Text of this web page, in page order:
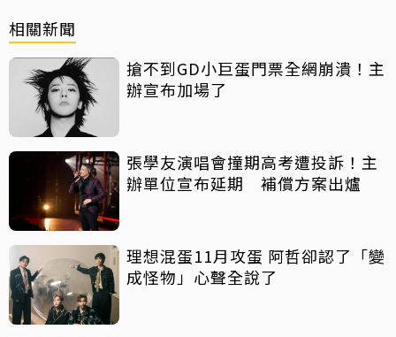
相關新聞
搶不到GD小巨蛋門票全網崩潰！主
辦宣布加場了
張學友演唱會撞期高考遭投訴！主
辦單位宣布延期 補償方案出爐
理想混蛋11月攻蛋 阿哲卻認了「變
成怪物」心聲全說了